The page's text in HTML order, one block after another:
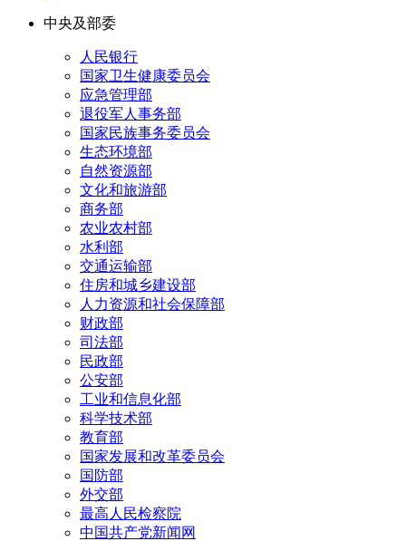
中央及部委
人民银行
国家卫生健康委员会
应急管理部
退役军人事务部
国家民族事务委员会
生态环境部
自然资源部
文化和旅游部
商务部
农业农村部
水利部
交通运输部
住房和城乡建设部
人力资源和社会保障部
财政部
司法部
民政部
公安部
工业和信息化部
科学技术部
教育部
国家发展和改革委员会
国防部
外交部
最高人民检察院
中国共产党新闻网